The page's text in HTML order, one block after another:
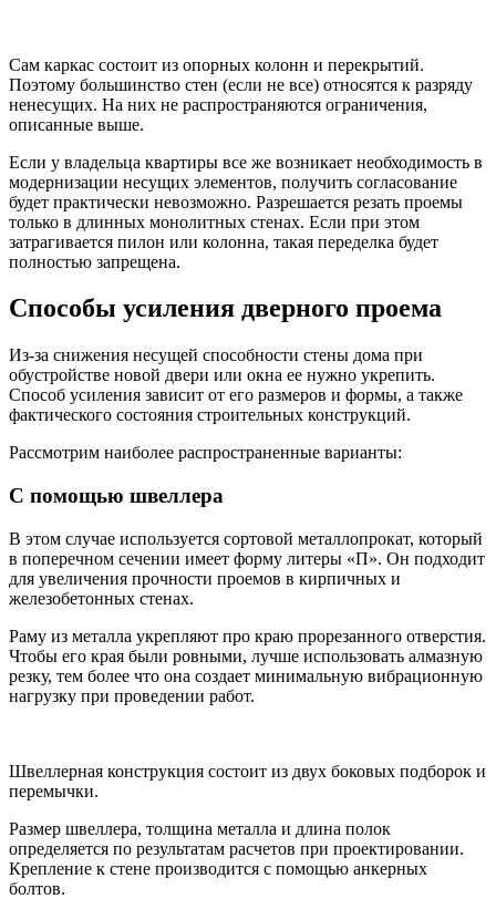
Сам каркас состоит из опорных колонн и перекрытий.
Поэтому большинство стен (если не все) относятся к разряду
ненесущих. На них не распространяются ограничения,
описанные выше.
Если у владельца квартиры все же возникает необходимость в
модернизации несущих элементов, получить согласование
будет практически невозможно. Разрешается резать проемы
только в длинных монолитных стенах. Если при этом
затрагивается пилон или колонна, такая переделка будет
полностью запрещена.
Способы усиления дверного проема
Из-за снижения несущей способности стены дома при
обустройстве новой двери или окна ее нужно укрепить.
Способ усиления зависит от его размеров и формы, а также
фактического состояния строительных конструкций.
Рассмотрим наиболее распространенные варианты:
С помощью швеллера
В этом случае используется сортовой металлопрокат, который
в поперечном сечении имеет форму литеры «П». Он подходит
для увеличения прочности проемов в кирпичных и
железобетонных стенах.
Раму из металла укрепляют про краю прорезанного отверстия.
Чтобы его края были ровными, лучше использовать алмазную
резку, тем более что она создает минимальную вибрационную
нагрузку при проведении работ.
Швеллерная конструкция состоит из двух боковых подборок и
перемычки.
Размер швеллера, толщина металла и длина полок
определяется по результатам расчетов при проектировании.
Крепление к стене производится с помощью анкерных
болтов.